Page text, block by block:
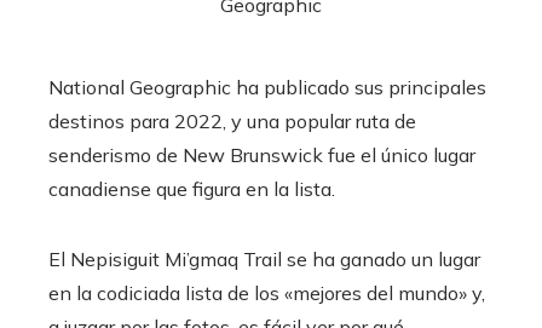
National Geographic ha publicado sus principales
destinos para 2022, y una popular ruta de
senderismo de New Brunswick fue el único lugar
canadiense que figura en la lista.
El Nepisiguit Mi’gmaq Trail se ha ganado un lugar
en la codiciada lista de los «mejores del mundo» y,